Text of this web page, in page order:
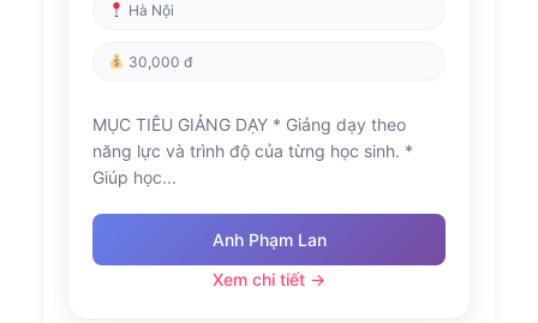
Hà Nội
30,000 đ
MỤC TIÊU GIẢNG DẠY * Giảng dạy theo
năng lực và trình độ của từng học sinh. *
Giúp học...
Anh Phạm Lan
Xem chi tiết →